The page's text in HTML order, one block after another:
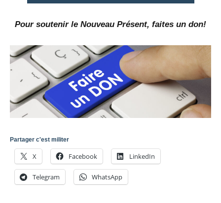
Pour soutenir le Nouveau Présent, faites un don!
Partager c'est militer
X Facebook LinkedIn
Telegram WhatsApp